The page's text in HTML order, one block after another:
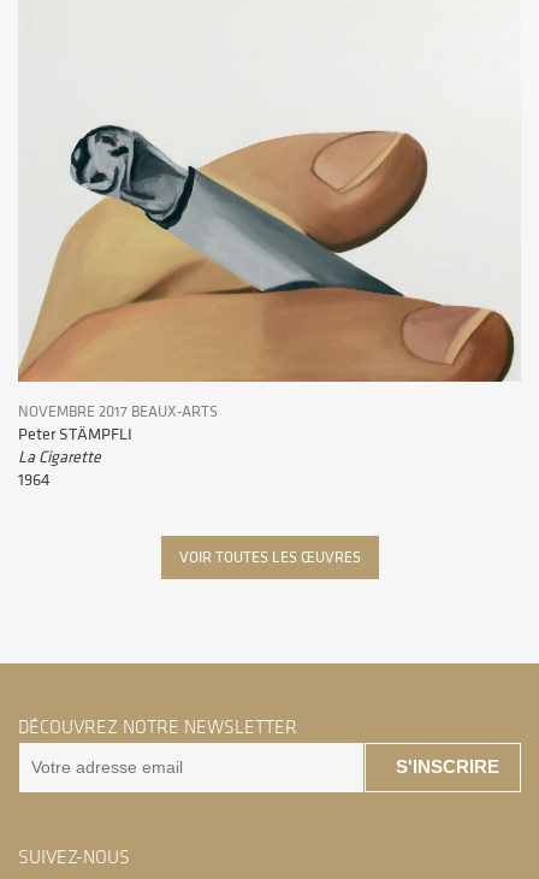
NOVEMBRE 2017 BEAUX-ARTS
Peter STÄMPFLI
La Cigarette
1964
VOIR TOUTES LES ŒUVRES
DÉCOUVREZ NOTRE NEWSLETTER
S'INSCRIRE
SUIVEZ-NOUS